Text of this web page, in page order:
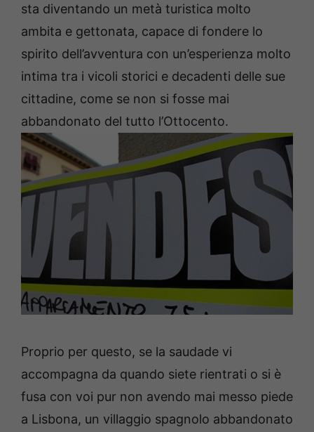
sta diventando un metà turistica molto
ambita e gettonata, capace di fondere lo
spirito dell’avventura con un’esperienza molto
intima tra i vicoli storici e decadenti delle sue
cittadine, come se non si fosse mai
abbandonato del tutto l’Ottocento.
Proprio per questo, se la saudade vi
accompagna da quando siete rientrati o si è
fusa con voi pur non avendo mai messo piede
a Lisbona, un villaggio spagnolo abbandonato